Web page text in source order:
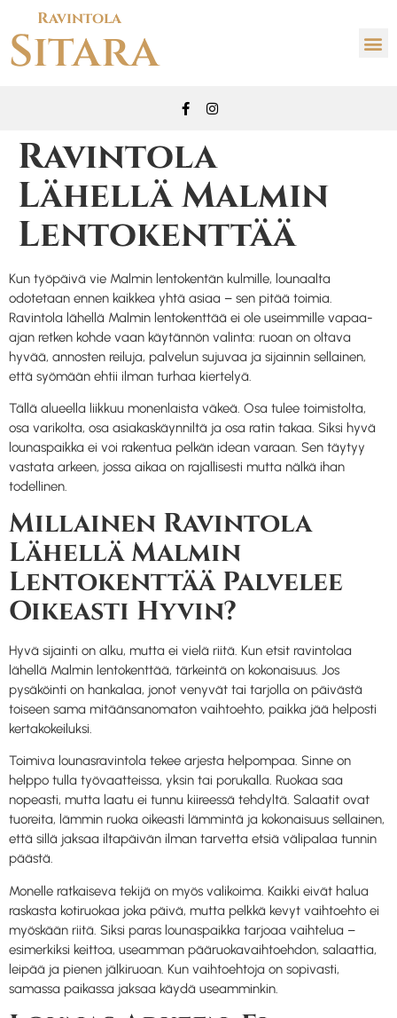
Ravintola
Sitara
Ravintola
Lähellä Malmin
Lentokenttää
Kun työpäivä vie Malmin lentokentän kulmille, lounaalta
odotetaan ennen kaikkea yhtä asiaa – sen pitää toimia.
Ravintola lähellä Malmin lentokenttää ei ole useimmille vapaa-
ajan retken kohde vaan käytännön valinta: ruoan on oltava
hyvää, annosten reiluja, palvelun sujuvaa ja sijainnin sellainen,
että syömään ehtii ilman turhaa kiertelyä.
Tällä alueella liikkuu monenlaista väkeä. Osa tulee toimistolta,
osa varikolta, osa asiakaskäynniltä ja osa ratin takaa. Siksi hyvä
lounaspaikka ei voi rakentua pelkän idean varaan. Sen täytyy
vastata arkeen, jossa aikaa on rajallisesti mutta nälkä ihan
todellinen.
Millainen Ravintola
Lähellä Malmin
Lentokenttää Palvelee
Oikeasti Hyvin?
Hyvä sijainti on alku, mutta ei vielä riitä. Kun etsit ravintolaa
lähellä Malmin lentokenttää, tärkeintä on kokonaisuus. Jos
pysäköinti on hankalaa, jonot venyvät tai tarjolla on päivästä
toiseen sama mitäänsanomaton vaihtoehto, paikka jää helposti
kertakokeiluksi.
Toimiva lounasravintola tekee arjesta helpompaa. Sinne on
helppo tulla työvaatteissa, yksin tai porukalla. Ruokaa saa
nopeasti, mutta laatu ei tunnu kiireessä tehdyltä. Salaatit ovat
tuoreita, lämmin ruoka oikeasti lämmintä ja kokonaisuus sellainen,
että sillä jaksaa iltapäivän ilman tarvetta etsiä välipalaa tunnin
päästä.
Monelle ratkaiseva tekijä on myös valikoima. Kaikki eivät halua
raskasta kotiruokaa joka päivä, mutta pelkkä kevyt vaihtoehto ei
myöskään riitä. Siksi paras lounaspaikka tarjoaa vaihtelua –
esimerkiksi keittoa, useamman pääruokavaihtoehdon, salaattia,
leipää ja pienen jälkiruoan. Kun vaihtoehtoja on sopivasti,
samassa paikassa jaksaa käydä useamminkin.